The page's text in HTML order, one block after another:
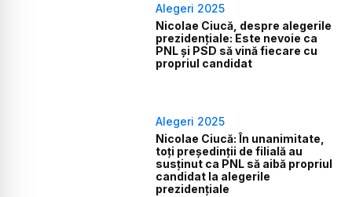
Alegeri 2025
Nicolae Ciucă, despre alegerile
prezidenţiale: Este nevoie ca
PNL şi PSD să vină fiecare cu
propriul candidat
Alegeri 2025
Nicolae Ciucă: În unanimitate,
toţi preşedinţii de filială au
susţinut ca PNL să aibă propriul
candidat la alegerile
prezidenţiale